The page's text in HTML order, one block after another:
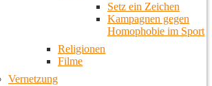
Setz ein Zeichen
Kampagnen gegen
Homophobie im Sport
Religionen
Filme
Vernetzung